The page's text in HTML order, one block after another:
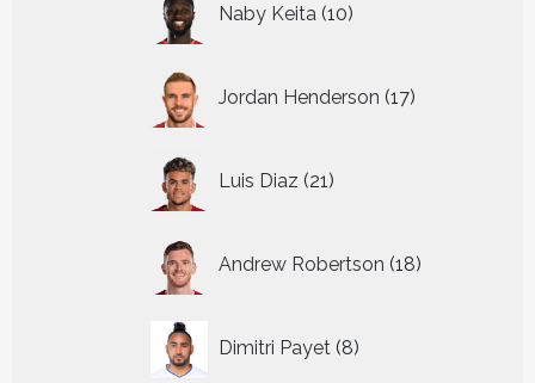
Naby Keita 10
producten
Jordan Henderson 17
producten
Luis Diaz 21
producten
Andrew Robertson 18
producten
Dimitri Payet 8
producten